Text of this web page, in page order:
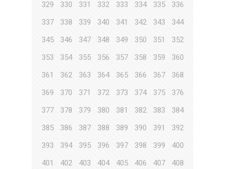
329
330 331 332 333 334 335
336
337
338 339 340 341 342 343
344
345
346 347 348 349 350 351
352
353
354 355 356 357 358 359
360
361
362 363 364 365 366 367
368
369
370 371 372 373 374 375
376
377
378 379 380 381 382 383
384
385
386 387 388 389 390 391
392
393
394 395 396 397 398 399
400
401
402 403 404 405 406 407
408